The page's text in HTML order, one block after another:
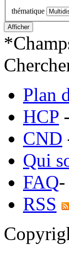
thématique
*
Plan
HCP -
CND
Qui
FAQ-
RSS